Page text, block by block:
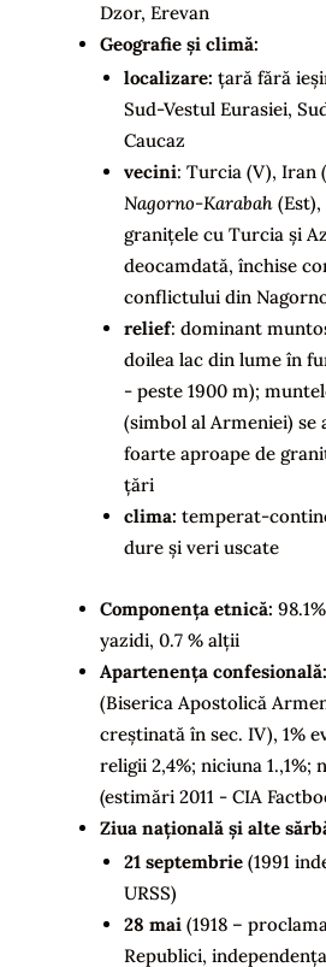
Dzor, Erevan
Geografie și climă:
localizare: țară fără
Sud-Vestul Eurasiei,
Caucaz
vecini: Turcia (V), Iran
Nagorno-Karabah(Est),
granițele cu Turcia și
deocamdată, închise
conflictului din
relief: dominant
doilea lac din lume în
- peste 1900 m);
(simbol al Armeniei) se
foarte aproape de
țări
clima: temperat-
dure și veri uscate
Componența etnică:
yazidi, 0.7 % alții
Apartenența confesională:
(Biserica Apostolică
creștinată în sec. IV), 1%
religii 2,4%; niciuna 1.,1%;
(estimări 2011 - CIA
Ziua națională și alte
21 septembrie(1991
URSS)
28 mai (1918 –
Republici,